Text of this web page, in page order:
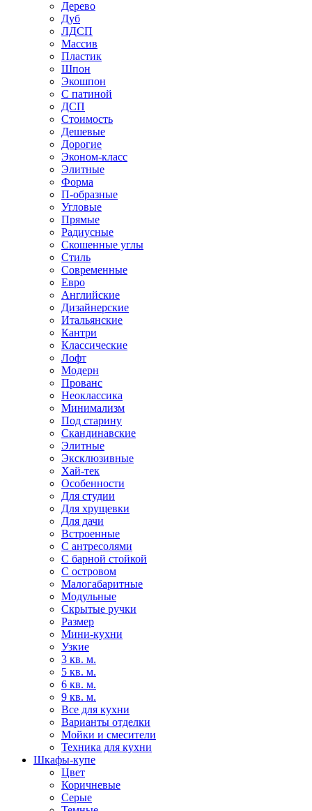
Дерево
Дуб
ЛДСП
Массив
Пластик
Шпон
Экошпон
С патиной
ДСП
Стоимость
Дешевые
Дорогие
Эконом-класс
Элитные
Форма
П-образные
Угловые
Прямые
Радиусные
Скошенные углы
Стиль
Современные
Евро
Английские
Дизайнерские
Итальянские
Кантри
Классические
Лофт
Модерн
Прованс
Неоклассика
Минимализм
Под старину
Скандинавские
Элитные
Эксклюзивные
Хай-тек
Особенности
Для студии
Для хрущевки
Для дачи
Встроенные
С антресолями
С барной стойкой
С островом
Малогабаритные
Модульные
Скрытые ручки
Размер
Мини-кухни
Узкие
3 кв. м.
5 кв. м.
6 кв. м.
9 кв. м.
Все для кухни
Варианты отделки
Мойки и смесители
Техника для кухни
Шкафы-купе
Цвет
Коричневые
Серые